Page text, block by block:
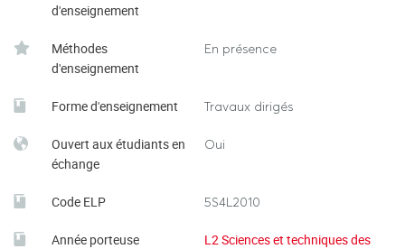
d'enseignement
Méthodes
d'enseignement
En présence
Forme d'enseignement Travaux dirigés
Ouvert aux étudiants en
échange
Oui
Code ELP 5S4L2010
Année porteuse
L2 Sciences et techniques des